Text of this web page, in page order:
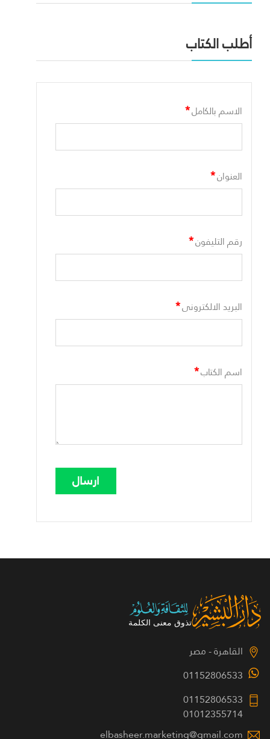
أطلب الكتاب
الاسم بالكامل*
العنوان*
رقم التليفون*
البريد الالكترونى*
اسم الكتاب*
القاهرة - مصر
01152806533
01152806533
01012355714
elbasheer.marketing@gmail.com